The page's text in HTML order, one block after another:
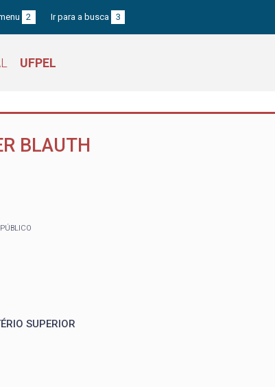
2 Ir para a busca 3
UFPEL
BLAUTH
SUPERIOR